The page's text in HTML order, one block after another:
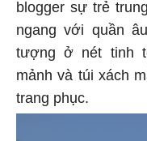
blogger sự trẻ
ngang với quần
tượng ở nét tinh
mảnh và túi xách
trang phục.